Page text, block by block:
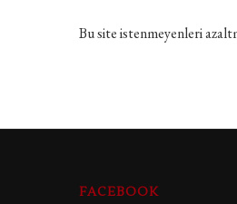
Bu site istenmeyenleri
FACEBOOK